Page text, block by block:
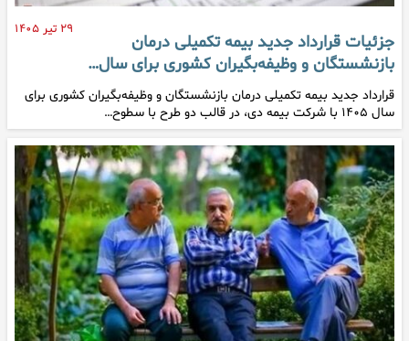
۲۹ تیر ۱۴۰۵
جزئیات قرارداد جدید بیمه تکمیلی درمان
بازنشستگان و وظیفه‌بگیران کشوری برای سال…
قرارداد جدید بیمه تکمیلی درمان بازنشستگان و وظیفه‌بگیران کشوری برای
سال ۱۴۰۵ با شرکت بیمه دی، در قالب دو طرح با سطوح…